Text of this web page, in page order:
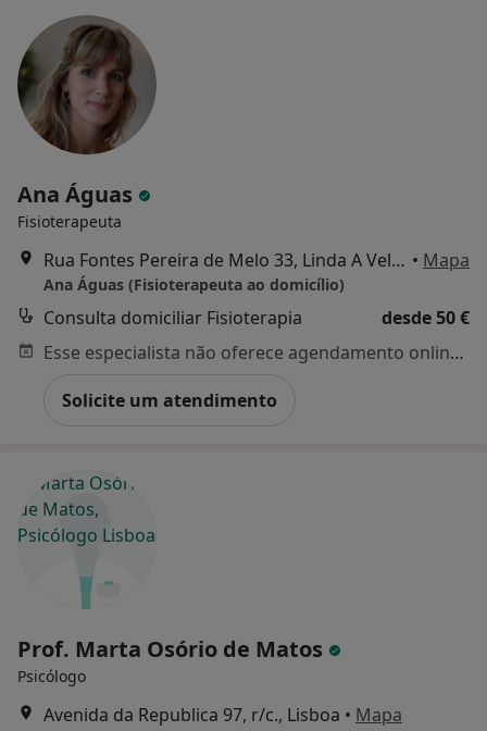
Ana Águas
Fisioterapeuta
Rua Fontes Pereira de Melo 33, Linda A Velha • Mapa
Ana Águas (Fisioterapeuta ao domicílio)
Consulta domiciliar Fisioterapia
desde 50 €
Esse especialista não oferece agendamento online para esse endereço.
Solicite um atendimento
Prof. Marta Osório de Matos
Psicólogo
Avenida da Republica 97, r/c., Lisboa • Mapa